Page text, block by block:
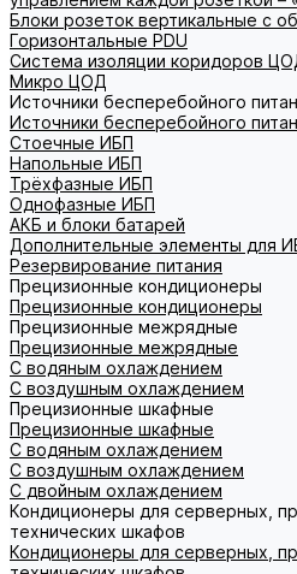
Блоки розеток вертикальные с
Горизонтальные PDU
Система изоляции коридоров
Микро ЦОД
Источники бесперебойного
Источники бесперебойного
Стоечные ИБП
Напольные ИБП
Трёхфазные ИБП
Однофазные ИБП
АКБ и блоки батарей
Дополнительные элементы для
Резервирование питания
Прецизионные кондиционеры
Прецизионные кондиционеры
Прецизионные межрядные
Прецизионные межрядные
С водяным охлаждением
С воздушным охлаждением
Прецизионные шкафные
Прецизионные шкафные
С водяным охлаждением
С воздушным охлаждением
С двойным охлаждением
Кондиционеры для серверных,
технических шкафов
Кондиционеры для серверных,